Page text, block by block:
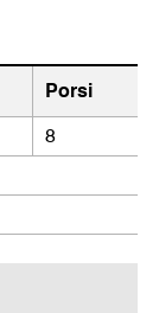
Porsi
8